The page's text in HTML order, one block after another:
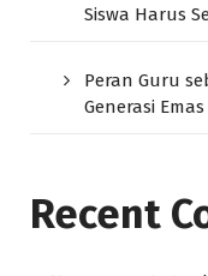
Siswa Harus
Peran Guru
Generasi Emas
Recent